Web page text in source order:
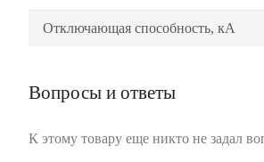
Отключающая способность, кА
Вопросы и ответы
К этому товару еще никто не задал